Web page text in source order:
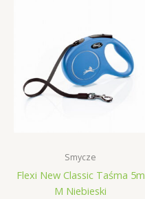
Smycze
Flexi New Classic Taśma 5m
M Niebieski